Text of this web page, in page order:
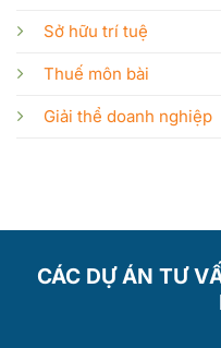
Sở hữu trí tuệ
Thuế môn bài
Giải thể doanh nghiệp
CÁC DỰ ÁN TƯ